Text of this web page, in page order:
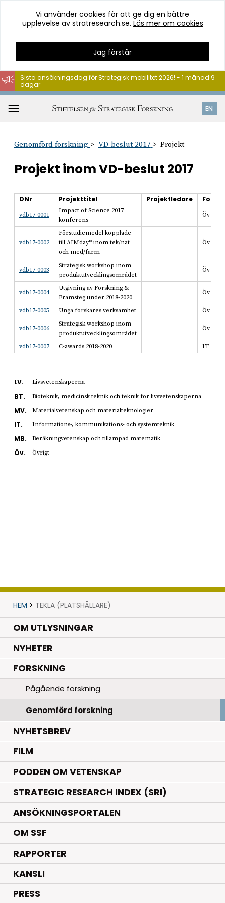
Hoppa
till
innehåll
Vi använder cookies för att ge dig en bättre
upplevelse av stratresearch.se. Läs mer om cookies
Jag förstår
EN
Sista ansökningsdag för Strategisk mobilitet 2026! - 1 månad 9
dagar
Genomförd forskning VD-beslut 2017 Projekt
Projekt inom VD-beslut 2017
DNr Projekttitel Projektledare
vdb17-0001
Impact of Science 2017
konferens
Öv
vdb17-0002
Förstudiemedel kopplade
till AIMday® inom tek/nat
och med/farm
Öv
vdb17-0003
Strategisk workshop inom
produktutvecklingsområdet
Öv
vdb17-0004
Utgivning av Forskning &
Framsteg under 2018-2020
Öv
vdb17-0005 Unga forskares verksamhet Öv
vdb17-0006
Strategisk workshop inom
produktutvecklingsområdet
Öv
vdb17-0007 C-awards 2018-2020 IT
LV. Livsvetenskaperna
BT. Bioteknik, medicinsk teknik och teknik för livsvetenskaperna
MV. Materialvetenskap och materialteknologier
IT. Informations-, kommunikations- och systemteknik
MB. Beräkningvetenskap och tillämpad matematik
Öv. Övrigt
HEM > TEKLA (PLATSHÅLLARE)
OM UTLYSNINGAR
NYHETER.
FORSKNING.
Pågående forskning
Genomförd forskning
NYHETSBREV
FILM
PODDEN OM VETENSKAP
STRATEGIC RESEARCH INDEX (SRI)
ANSÖKNINGSPORTALEN
OM SSF
RAPPORTER
KANSLI
PRESS